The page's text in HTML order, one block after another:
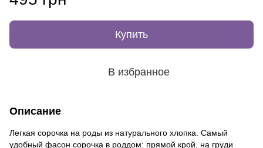
Купить
В избранное
Описание
Легкая сорочка на роды из натурального хлопка. Самый
удобный фасон сорочка в роддом: прямой крой, на груди